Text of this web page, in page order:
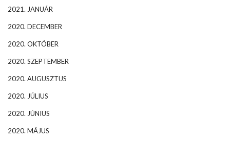
2021. JANUÁR
2020. DECEMBER
2020. OKTÓBER
2020. SZEPTEMBER
2020. AUGUSZTUS
2020. JÚLIUS
2020. JÚNIUS
2020. MÁJUS